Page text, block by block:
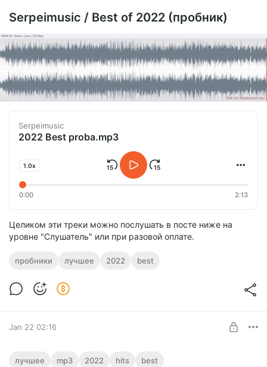
Serpeimusic / Best of 2022 (пробник)
Serpeimusic
2022 Best proba.mp3
1.0x
0:00 2:13
Целиком эти треки можно послушать в посте ниже на
уровне "Слушатель" или при разовой оплате.
пробники лучшее 2022 best
Jan 22 02:16
TUNDRA / Serpeimusic 2022 / best + clip
лучшее mp3 2022 hits best